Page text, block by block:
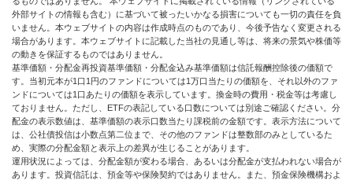
外部サイトの情報も含む）に基づいて被ったいかなる損害についても一切の責任を負
いません。本ウェブサイトの内容は作成時点のものであり、今後予告なく変更される
場合があります。本ウェブサイトに記載した当社の見通し等は、将来の景気や株価等
の動きを保証するものではありません。
基準価額・分配金再投資基準価額・分配金込み基準価額は信託報酬控除後の価額で
す。当初元本が1口1円のファンドについては1万口当たりの価額を、それ以外のファ
ンドについては1口あたりの価額を表示しています。換金時の費用・税金等は考慮し
ておりません。ただし、ETFの表記している口数については別途ご確認ください。分
配金の表示数値は、基準価額の表示口数当たり課税前の金額です。表示方法について
は、公社債投信は小数点第二位まで、その他のファンドは整数部のみとしているた
め、実際の分配金額と表示上の差異が生じることがあります。
運用状況によっては、分配金額が変わる場合、あるいは分配金が支払われない場合が
あります。投資信託は、預金等や保険契約ではありません。また、預金保険機構およ